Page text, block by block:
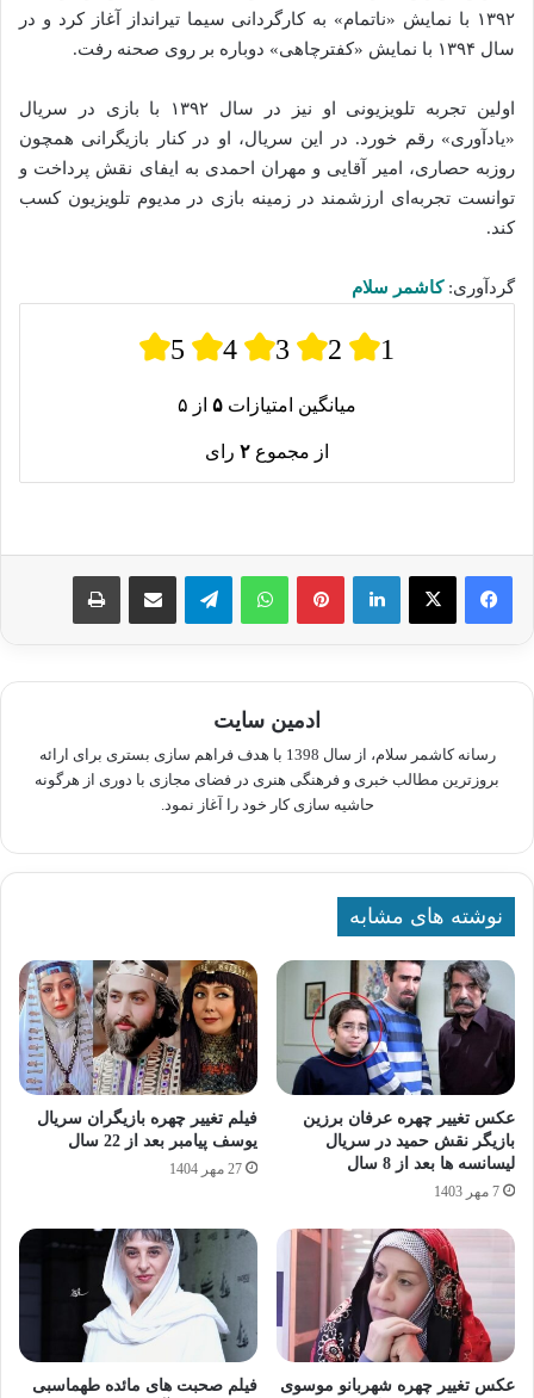
۱۳۹۲ با نمایش «ناتمام» به کارگردانی سیما تیرانداز آغاز کرد و در
سال ۱۳۹۴ با نمایش «کفترچاهی» دوباره بر روی صحنه رفت.
اولین تجربه تلویزیونی او نیز در سال ۱۳۹۲ با بازی در سریال
«یادآوری» رقم خورد. در این سریال، او در کنار بازیگرانی همچون
روزبه حصاری، امیر آقایی و مهران احمدی به ایفای نقش پرداخت و
توانست تجربه‌ای ارزشمند در زمینه بازی در مدیوم تلویزیون کسب
کند.
گردآوری:کاشمر سلام
5 4 3 2 1
میانگین امتیازات ۵ از ۵
از مجموع ۲ رای
لینکدین پینترستواتس آپ تلگرام اشتراک گذاری از طریق ایمیل چاپ
ادمین سایت
رسانه کاشمر سلام، از سال 1398 با هدف فراهم سازی بستری برای ارائه
بروزترین مطالب خبری و فرهنگی هنری در فضای مجازی با دوری از هرگونه
حاشیه سازی کار خود را آغاز نمود.
نوشته های مشابه
عکس تغییر چهره عرفان برزین
بازیگر نقش حمید در سریال
لیسانسه ها بعد از 8 سال
7 مهر 1403
فیلم تغییر چهره بازیگران سریال
یوسف پیامبر بعد از 22 سال
27 مهر 1404
عکس تغییر چهره شهربانو موسوی
فیلم صحبت های مائده طهماسبی